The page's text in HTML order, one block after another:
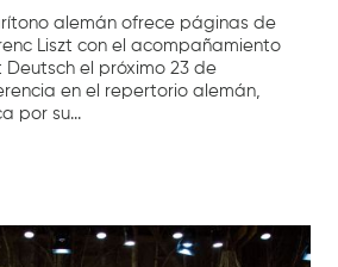
alemán ofrece páginas de
Liszt con el acompañamiento
el próximo 23 de
en el repertorio alemán,
por su...